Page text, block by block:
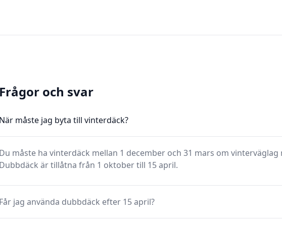
Frågor och svar
När måste jag byta till vinterdäck?
Du måste ha vinterdäck mellan 1 december och 31 mars om vinterväglag
Dubbdäck är tillåtna från 1 oktober till 15 april.
Får jag använda dubbdäck efter 15 april?